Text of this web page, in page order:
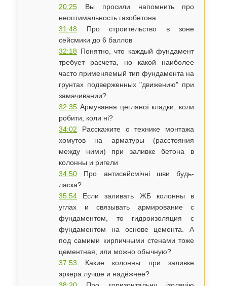
20:25 Вы просили напомнить про
неоптимальность газобетона
31:48 Про строительство в зоне
сейсмики до 6 баллов
32:18 Понятно, что каждый фундамент
требует расчета, но какой наиболее
часто применяемый тип фундамента на
грунтах подверженных "движению" при
замачивании?
32:35 Армування цегляної кладки, коли
робити, коли ні?
34:02 Расскажите о технике монтажа
хомутов на арматуры (расстояния
между ними) при заливке бетона в
колонны и ригели
34:50 Про антисейсмічні шви будь-
ласка?
35:54 Если заливать ЖБ колонны в
углах и связывать армирование с
фундаментом, то гидроизоляция с
фундаментом на основе цемента. А
под самими кирпичными стенами тоже
цементная, или можно обычную?
37:53 Какие колонны при заливке
эркера лучше и надёжнее?